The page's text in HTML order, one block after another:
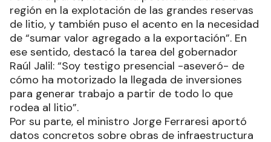
región en la explotación de las grandes reservas
de litio, y también puso el acento en la necesidad
de “sumar valor agregado a la exportación”. En
ese sentido, destacó la tarea del gobernador
Raúl Jalil: “Soy testigo presencial -aseveró- de
cómo ha motorizado la llegada de inversiones
para generar trabajo a partir de todo lo que
rodea al litio”.
Por su parte, el ministro Jorge Ferraresi aportó
datos concretos sobre obras de infraestructura